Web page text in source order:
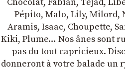
Pépito, Malo, Lily, Milord,
Aramis, Isaac, Choupette,
Kiki, Plume… Nos ânes sont
pas du tout capricieux.
donneront à votre balade un